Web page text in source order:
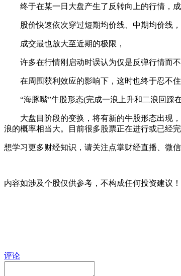
终于在某一日大盘产生了反转向上的行情，成
股价快速依次穿过短期均价线、中期均价线，
成交最也放大至近期的极限，
许多在行情刚启动时误认为仅是反弹行情而不
在周围获利效应的影响下，这时也终于忍不住
“海豚嘴”牛股形态(完成一浪上升和二浪回踩
大盘目阶段的变换，将有新的牛股形态出现，
浪的概率相当大。目前很多股票正在进行或已经
想学习更多财经知识，请关注点掌财经直播、微
内容如涉及个股仅供参考，不构成任何投资建议
评论